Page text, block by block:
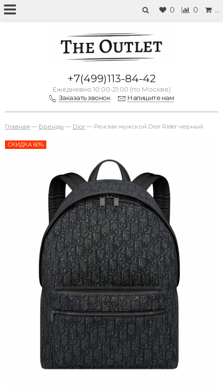
0 0 …
+7(499)113-84-42
Ежедневно 10:00-21:00 (по Москве)
Заказать звонок
Напишите нам
Главная — Бренды — Dior — Рюкзак мужской Dior Rider черный
СКИДКА 60%